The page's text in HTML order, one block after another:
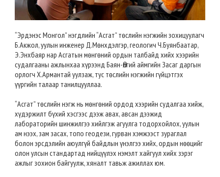
“Эрдэнэс Монгол” нэгдлийн “Асгат” төслийн нэгжийн зохицуулагч
Б.Акжол, уулын инженер Д.Мөнхдэлгэр, геологич Ч.Буянбаатар,
Э.Энхбаяр нар Асгатын мөнгөний ордын талбайд хийх хээрийн
судалгааны ажлынхаа хүрээнд Баян-Өлгий аймгийн Засаг даргын
орлогч Х.Армантай уулзаж, тус төслийн нэгжийн гүйцэтгэх
үүргийн талаар танилцууллаа.
“Асгат” төслийн нэгж нь мөнгөний ордод хээрийн судалгаа хийж,
хүдэржилт бүхий хэсгээс дээж авах, авсан дээжид
лабораторийн шинжилгээ хийлгэж агуулга тодорхойлох, уулын
ам нээх, зам засах, топо геодези, гурван хэмжээст зураглал
болон эрсдэлийн аюулгүй байдлын үнэлгээ хийх, ордын нөөцийг
олон улсын стандартад нийцүүлэх нэмэлт хайгуул хийх зэрэг
ажлыг зохион байгуулж, хяналт тавьж ажиллах юм.